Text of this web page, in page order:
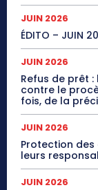
JUIN 2026
ÉDITO – JUIN
JUIN 2026
Refus de prêt
contre le
fois, de la
JUIN 2026
Protection des
leurs
JUIN 2026